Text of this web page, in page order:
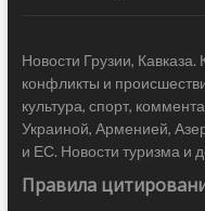
Новости Грузии,
конфликты и
культура, спорт,
Украиной, Арменией,
и ЕС. Новости туризма и
Правила